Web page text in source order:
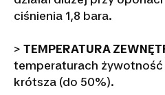
ciśnienia 1,8 bara.
> TEMPERATURA
temperaturach
krótsza (do 50%).